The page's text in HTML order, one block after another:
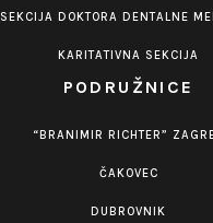
SEKCIJA DOKTORA DENTALNE
KARITATIVNA SEKCIJA
PODRUŽNICE
“BRANIMIR RICHTER”
ČAKOVEC
DUBROVNIK